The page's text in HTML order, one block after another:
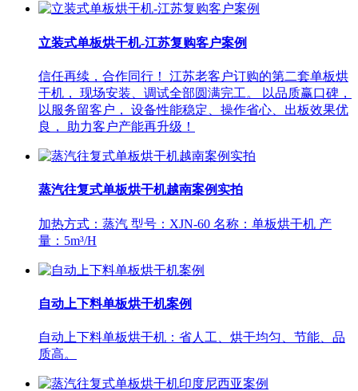
立装式单板烘干机-江苏复购客户案例
信任再续，合作同行！ 江苏老客户订购的第二套单板烘
干机， 现场安装、调试全部圆满完工。 以品质赢口碑，
以服务留客户， 设备性能稳定、操作省心、出板效果优
良， 助力客户产能再升级！
蒸汽往复式单板烘干机越南案例实拍
加热方式：蒸汽 型号：XJN-60 名称：单板烘干机 产
量：5m³/H
自动上下料单板烘干机案例
自动上下料单板烘干机：省人工、烘干均匀、节能、品
质高。